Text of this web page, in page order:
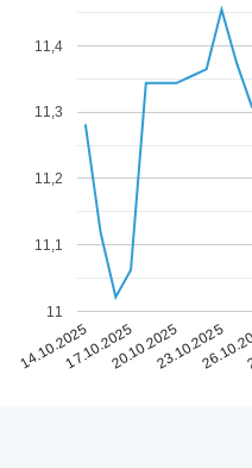
14.10.202517.10.202520.10.202523.10.2025
11
11,1
11,2
11,3
11,4